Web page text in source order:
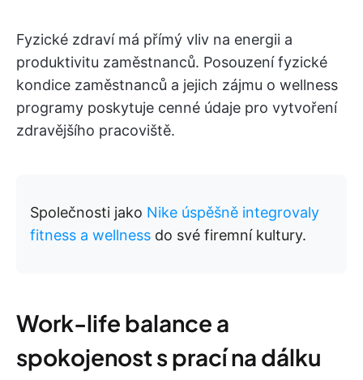
Fyzické zdraví má přímý vliv na energii a
produktivitu zaměstnanců. Posouzení fyzické
kondice zaměstnanců a jejich zájmu o wellness
programy poskytuje cenné údaje pro vytvoření
zdravějšího pracoviště.
Společnosti jako Nike úspěšně integrovaly
fitness a wellness do své firemní kultury.
Work-life balance a
spokojenost s prací na dálku